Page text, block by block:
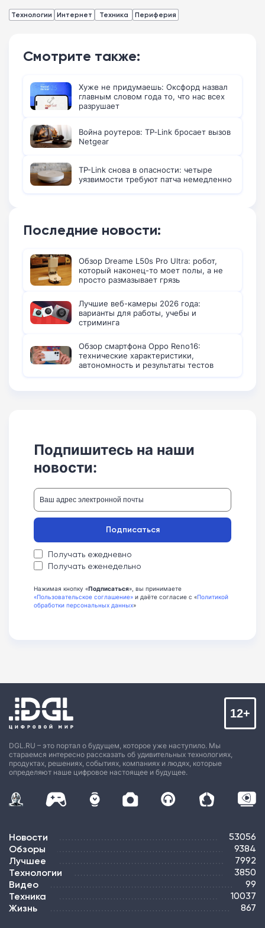
Технологии Интернет Техника Периферия
Смотрите также:
Хуже не придумаешь: Оксфорд назвал
главным словом года то, что нас всех
разрушает
Война роутеров: TP‑Link бросает вызов
Netgear
TP-Link снова в опасности: четыре
уязвимости требуют патча немедленно
Последние новости:
Обзор Dreame L50s Pro Ultra: робот,
который наконец-то моет полы, а не
просто размазывает грязь
Лучшие веб-камеры 2026 года:
варианты для работы, учебы и
стриминга
Обзор смартфона Oppo Reno16:
технические характеристики,
автономность и результаты тестов
Подпишитесь на наши
новости:
Получать ежедневно
Получать еженедельно
Подписаться
Нажимая кнопку «Подписаться», вы принимаете
«Пользовательское соглашение» и даёте согласие с «Политикой
обработки персональных данных»
DGL.RU – это портал о будущем, которое уже наступило. Мы
стараемся интересно рассказать об удивительных технологиях,
продуктах, решениях, событиях, компаниях и людях, которые
определяют наше цифровое настоящее и будущее.
12+
Новости 53056
Обзоры 9384
Лучшее 7992
Технологии 3850
Видео 99
Техника 10037
Жизнь 867